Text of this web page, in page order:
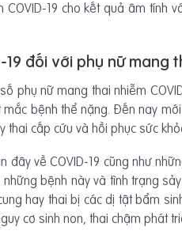
19 cho kết quả âm tính
19 đối với phụ nữ mang
phụ nữ mang thai nhiễm
bệnh thể nặng. Đến nay
cấp cứu và hồi phục sức
đây về COVID-19 cũng như
bệnh này và tình trạng
hay thai bị các dị tật bẩm
cơ sinh non, thai chậm phát